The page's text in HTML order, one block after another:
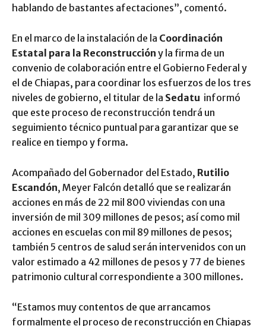
hablando de bastantes afectaciones”, comentó.
En el marco de la instalación de la Coordinación
Estatal para la Reconstrucción y la firma de un
convenio de colaboración entre el Gobierno Federal y
el de Chiapas, para coordinar los esfuerzos de los tres
niveles de gobierno, el titular de la Sedatu informó
que este proceso de reconstrucción tendrá un
seguimiento técnico puntual para garantizar que se
realice en tiempo y forma.
Acompañado del Gobernador del Estado, Rutilio
Escandón, Meyer Falcón detalló que se realizarán
acciones en más de 22 mil 800 viviendas con una
inversión de mil 309 millones de pesos; así como mil
acciones en escuelas con mil 89 millones de pesos;
también 5 centros de salud serán intervenidos con un
valor estimado a 42 millones de pesos y 77 de bienes
patrimonio cultural correspondiente a 300 millones.
“Estamos muy contentos de que arrancamos
formalmente el proceso de reconstrucción en Chiapas